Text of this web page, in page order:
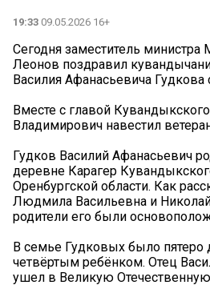
19:33 09.05.2026 16+
Сегодня заместитель
Леонов поздравил
Василия Афанасьевича
Вместе с главой
Владимирович навестил
Гудков Василий Афанасьевич
деревне Карагер
Оренбургской области. Как
Людмила Васильевна и
родители его были
В семье Гудковых было пятеро
четвёртым ребёнком. Отец
ушел в Великую